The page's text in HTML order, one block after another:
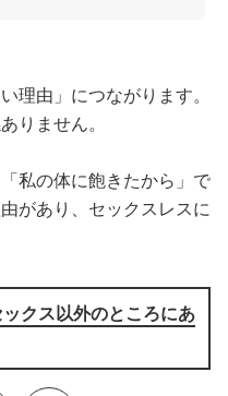
理由」につながります。
りません。
私の体に飽きたから」で
があり、セックスレスに
ックス以外のところにあ